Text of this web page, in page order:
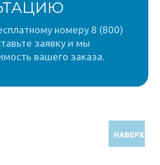
номеру 8 (800)
заявку и мы
вашего заказа.
НАВЕРХ